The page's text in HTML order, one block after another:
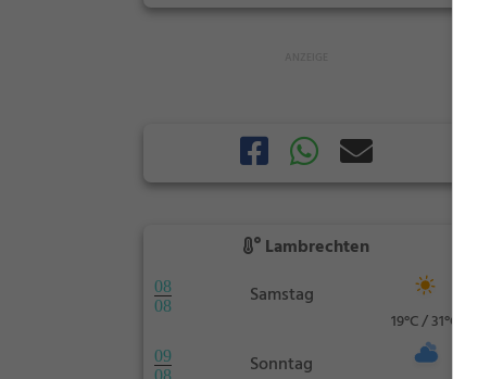
Lambrechten
08
08
Samstag
19°C / 31°C
09
08
Sonntag